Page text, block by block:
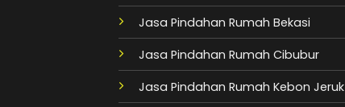
Jasa Pindahan Rumah Bekasi
Jasa Pindahan Rumah Cibubur
Jasa Pindahan Rumah Kebon Jeruk